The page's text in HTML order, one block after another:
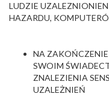
LUDZIE
HAZARDU,
NA
SWOIM
ZNALEZIENIA
UZALEŻNIEŃ